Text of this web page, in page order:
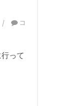
コ
って